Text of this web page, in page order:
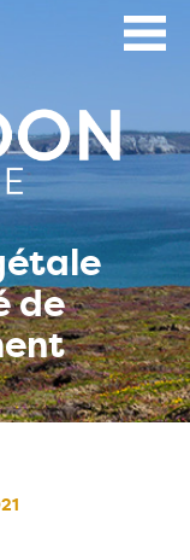
de